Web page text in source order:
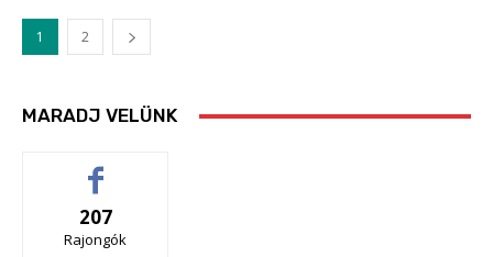
1 2
MARADJ VELÜNK
207
Rajongók